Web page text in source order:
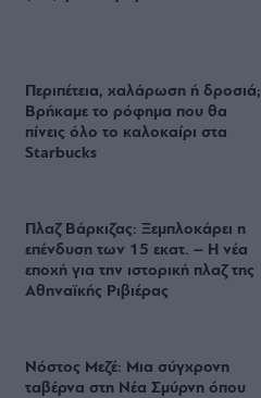
Περιπέτεια, χαλάρωση ή δροσιά;
Βρήκαμε το ρόφημα που θα
πίνεις όλο το καλοκαίρι στα
Starbucks
Πλαζ Βάρκιζας: Ξεμπλοκάρει η
επένδυση των 15 εκατ. – Η νέα
εποχή για την ιστορική πλαζ της
Αθηναϊκής Ριβιέρας
Νόστος Μεζέ: Μια σύγχρονη
ταβέρνα στη Νέα Σμύρνη όπου